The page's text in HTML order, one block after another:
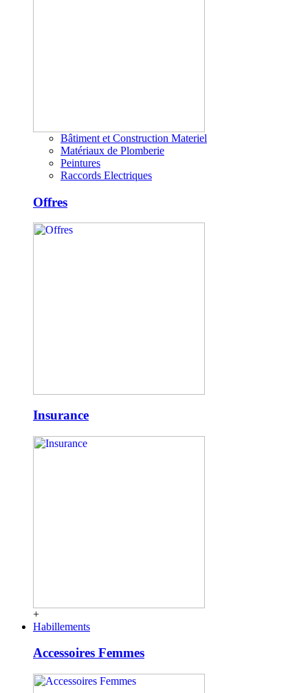
Bâtiment et Construction Materiel
Matériaux de Plomberie
Peintures
Raccords Electriques
Offres
Insurance
+
Habillements
Accessoires Femmes